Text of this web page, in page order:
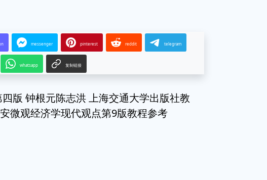
messenger pinterest reddit telegram
whatsapp 复制链接
版 钟根元陈志洪 上海交通大学出版社教
微观经济学现代观点第9版教程参考